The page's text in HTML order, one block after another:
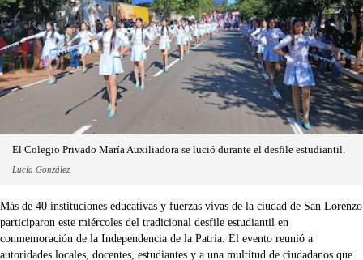
El Colegio Privado María Auxiliadora se lució durante el desfile estudiantil.
Lucía González
Más de 40 instituciones educativas y fuerzas vivas de la ciudad de San Lorenzo
participaron este miércoles del tradicional desfile estudiantil en
conmemoración de la Independencia de la Patria. El evento reunió a
autoridades locales, docentes, estudiantes y a una multitud de ciudadanos que